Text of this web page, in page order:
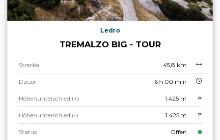
Ledro
TREMALZO BIG - TOUR
Strecke 45,8 km
Dauer 6 h 00 min
Höhenunterschied (+) 1.425 m
Höhenunterschied (-) 1.425 m
Status Offen